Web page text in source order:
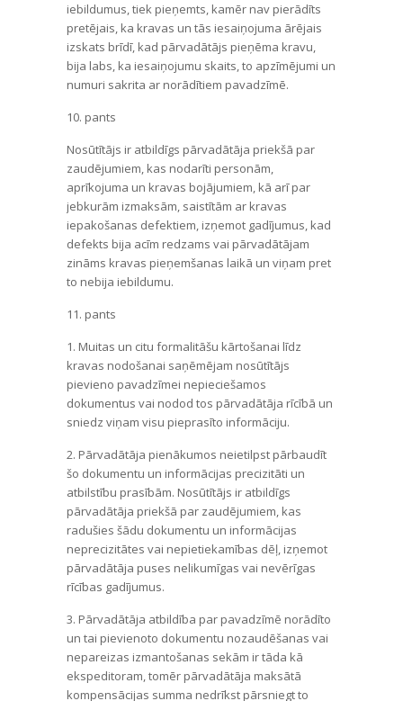
iebildumus, tiek pieņemts, kamēr nav pierādīts
pretējais, ka kravas un tās iesaiņojuma ārējais
izskats brīdī, kad pārvadātājs pieņēma kravu,
bija labs, ka iesaiņojumu skaits, to apzīmējumi un
numuri sakrita ar norādītiem pavadzīmē.
10. pants
Nosūtītājs ir atbildīgs pārvadātāja priekšā par
zaudējumiem, kas nodarīti personām,
aprīkojuma un kravas bojājumiem, kā arī par
jebkurām izmaksām, saistītām ar kravas
iepakošanas defektiem, izņemot gadījumus, kad
defekts bija acīm redzams vai pārvadātājam
zināms kravas pieņemšanas laikā un viņam pret
to nebija iebildumu.
11. pants
1. Muitas un citu formalitāšu kārtošanai līdz
kravas nodošanai saņēmējam nosūtītājs
pievieno pavadzīmei nepieciešamos
dokumentus vai nodod tos pārvadātāja rīcībā un
sniedz viņam visu pieprasīto informāciju.
2. Pārvadātāja pienākumos neietilpst pārbaudīt
šo dokumentu un informācijas precizitāti un
atbilstību prasībām. Nosūtītājs ir atbildīgs
pārvadātāja priekšā par zaudējumiem, kas
radušies šādu dokumentu un informācijas
neprecizitātes vai nepietiekamības dēļ, izņemot
pārvadātāja puses nelikumīgas vai nevērīgas
rīcības gadījumus.
3. Pārvadātāja atbildība par pavadzīmē norādīto
un tai pievienoto dokumentu nozaudēšanas vai
nepareizas izmantošanas sekām ir tāda kā
ekspeditoram, tomēr pārvadātāja maksātā
kompensācijas summa nedrīkst pārsniegt to